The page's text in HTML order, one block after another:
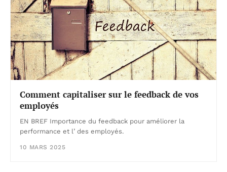
Comment capitaliser sur le feedback de vos
employés
EN BREF Importance du feedback pour améliorer la
performance et l’ des employés.
10 MARS 2025